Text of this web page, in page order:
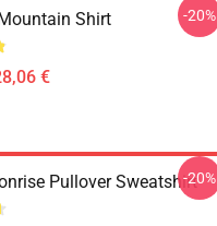
Shirt
€
-20%
Pullover Sweatshirt-20%